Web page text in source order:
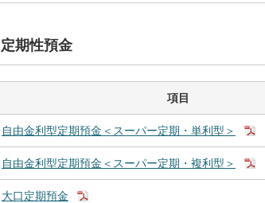
定期性預金
項目
自由金利型定期預金＜スーパー定期・単利型＞
自由金利型定期預金＜スーパー定期・複利型＞
大口定期預金